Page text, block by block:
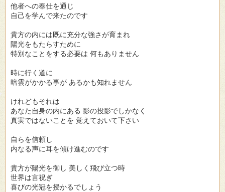
他者への奉仕を通じ
自己を学んで来たのです
貴方の内には既に充分な強さが育まれ
陽光をもたらすために
特別なことをする必要は 何もありません
時に行く道に
暗雲がかかる事が あるかも知れません
けれどもそれは
あなた自身の内にある 影の投影でしかなく
真実ではないことを 覚えておいて下さい
自らを信頼し
内なる声に耳を傾け進むのです
貴方が陽光を御し 美しく飛び立つ時
世界は言祝ぎ
喜びの光冠を授かるでしょう